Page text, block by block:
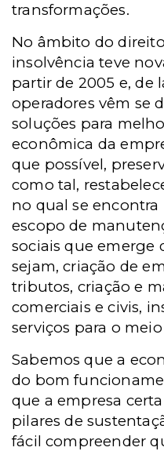
transformações.
No âmbito do
insolvência teve
partir de 2005 e, de
operadores vêm se
soluções para
econômica da
que possível,
como tal,
no qual se
escopo de
sociais que emerge
sejam, criação de
tributos, criação e
comerciais e civis,
serviços para o
Sabemos que a
do bom
que a empresa
pilares de
fácil compreender